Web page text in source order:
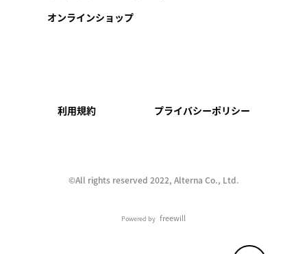
オンラインショップ
利用規約 プライバシーポリシー
©︎All rights reserved 2022, Alterna Co., Ltd.
Powered by freewill